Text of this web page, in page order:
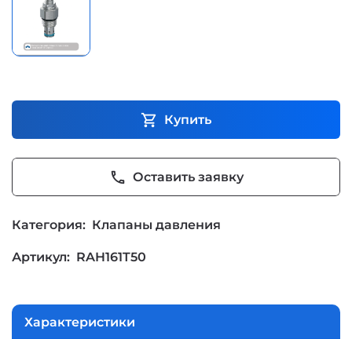
shopping_cart Купить
phone Оставить заявку
Категория: Клапаны давления
Артикул: RAH161T50
Характеристики